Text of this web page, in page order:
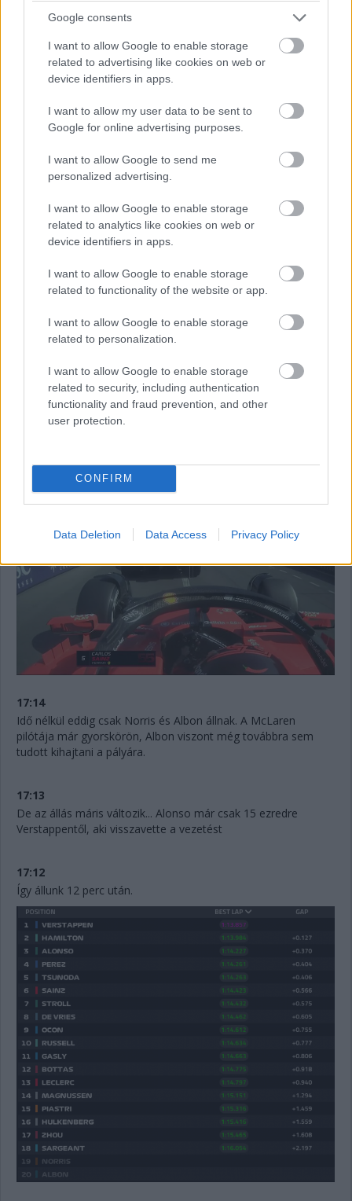
Google consents
I want to allow Google to enable storage
related to advertising like cookies on web or
device identifiers in apps.
I want to allow my user data to be sent to
Google for online advertising purposes.
I want to allow Google to send me
personalized advertising.
I want to allow Google to enable storage
related to analytics like cookies on web or
device identifiers in apps.
I want to allow Google to enable storage
related to functionality of the website or app.
I want to allow Google to enable storage
related to personalization.
I want to allow Google to enable storage
related to security, including authentication
functionality and fraud prevention, and other
user protection.
CONFIRM
Data Deletion Data Access Privacy Policy
Verstappentől. Érdekesség, hogy mindkét Ferrari a kemény
gumikon dolgozik. Leclerc jelenleg a hetedik helyen van, de
ugyanazon az abroncson van kint, mint korábban a
csapattársa.
Russell nagyon szenvedett korábban, most azonban az
időeredmények alapján sikerült előrébb jutnia. Jelenleg a
negyedik három tizedes hátrányban.
ezredre van Sainz, aki felugrott a második helyre, Alonso
pedig a harmadik. Érdekesség, hogy szinte mindenki a
futotta meg 1:13.808-as idejét.
forgalom, de a figyelmetlenség itt duplán büntet ezen a
17:14
Idő nélkül eddig csak Norris és Albon állnak. A McLaren
pilótája már gyorskörön, Albon viszont még továbbra sem
tudott kihajtani a pályára.
17:13
De az állás máris változik... Alonso már csak 15 ezredre
Verstappentől, aki visszavette a vezetést
17:12
Így állunk 12 perc után.